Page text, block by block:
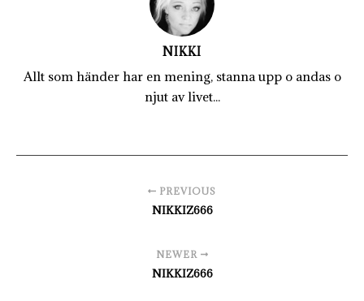
NIKKI
Allt som händer har en mening, stanna upp o andas o
njut av livet...
PREVIOUS
NIKKIZ666
NEWER
NIKKIZ666